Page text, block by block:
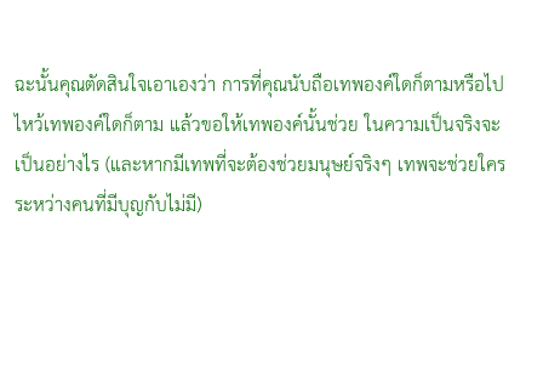
ฉะนั้นคุณตัดสินใจเอาเองว่า การที่คุณนับถือเทพองค์ใดก็ตามหรือไป
ไหว้เทพองค์ใดก็ตาม แล้วขอให้เทพองค์นั้นช่วย ในความเป็นจริงจะ
เป็นอย่างไร (และหากมีเทพที่จะต้องช่วยมนุษย์จริงๆ เทพจะช่วยใคร
ระหว่างคนที่มีบุญกับไม่มี)